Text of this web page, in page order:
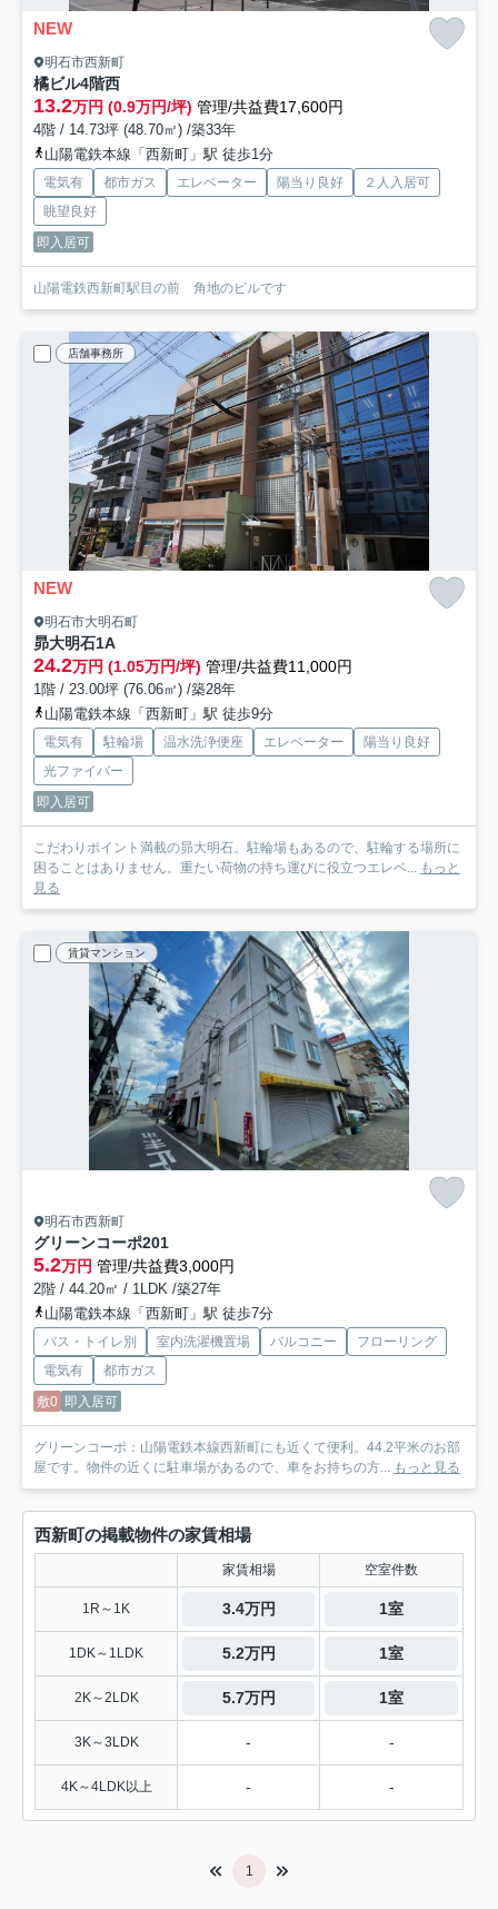
NEW
明石市西新町
橘ビル4階西
13.2万円 (0.9万円/坪) 管理/共益費17,600円
4階 / 14.73坪 (48.70㎡) /築33年
山陽電鉄本線「西新町」駅 徒歩1分
電気有 都市ガス エレベーター 陽当り良好
２人入居可
眺望良好
即入居可
山陽電鉄西新町駅目の前 角地のビルです
店舗事務所
NEW
明石市大明石町
昴大明石1A
24.2万円 (1.05万円/坪) 管理/共益費11,000円
1階 / 23.00坪 (76.06㎡) /築28年
山陽電鉄本線「西新町」駅 徒歩9分
電気有 駐輪場 温水洗浄便座 エレベーター
陽当り良好
光ファイバー
即入居可
こだわりポイント満載の昴大明石。駐輪場もあるので、駐輪する場所に
困ることはありません。重たい荷物の持ち運びに役立つエレベ... もっと
見る
賃貸マンション
明石市西新町
グリーンコーポ201
5.2万円 管理/共益費3,000円
2階 / 44.20㎡ / 1LDK /築27年
山陽電鉄本線「西新町」駅 徒歩7分
バス・トイレ別 室内洗濯機置場 バルコニー
フローリング
電気有
都市ガス
敷0 即入居可
グリーンコーポ：山陽電鉄本線西新町にも近くて便利。44.2平米のお部
屋です。物件の近くに駐車場があるので、車をお持ちの方... もっと見る
西新町の掲載物件の家賃相場
家賃相場 空室件数
1R～1K 3.4万円 1室
1DK～1LDK 5.2万円 1室
2K～2LDK 5.7万円 1室
3K～3LDK - -
4K～4LDK以上 - -
1